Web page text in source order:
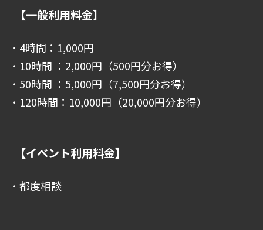
【一般利用料金】
・4時間：1,000円
・10時間 ：2,000円（500円分お得）
・50時間 ：5,000円（7,500円分お得）
・120時間：10,000円（20,000円分お得）
【イベント利用料金】
・都度相談